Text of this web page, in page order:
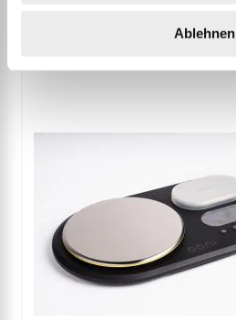
Ablehnen